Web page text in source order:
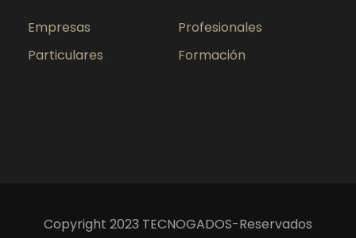
Empresas
Profesionales
Particulares
Formación
Copyright 2023 TECNOGADOS-Reservados